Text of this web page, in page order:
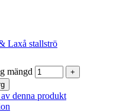
Laxå stallströ
mängd
denna produkt